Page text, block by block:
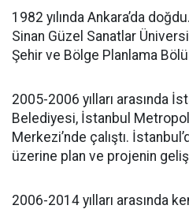
1982 yılında Ankara’da
Sinan Güzel Sanatlar
Şehir ve Bölge Planlama
2005-2006 yılları arasında
Belediyesi, İstanbul
Merkezi’nde çalıştı.
üzerine plan ve projenin
2006-2014 yılları arasında